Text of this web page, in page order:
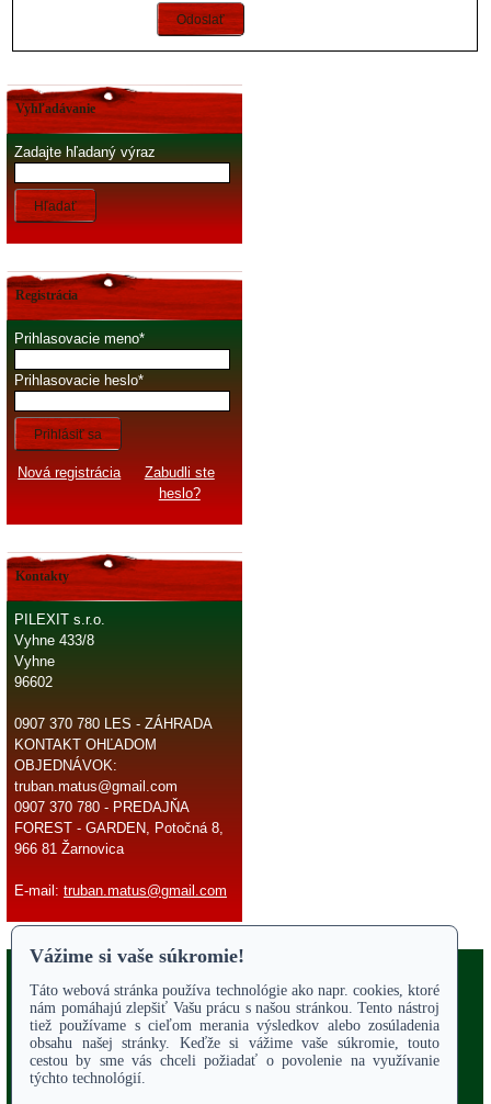
Odoslať
Vyhľadávanie
Zadajte hľadaný výraz
Hľadať
Registrácia
Prihlasovacie meno
Prihlasovacie heslo
Prihlásiť sa
Nová registrácia
Zabudli ste
heslo?
Kontakty
PILEXIT s.r.o.
Vyhne 433/8
Vyhne
96602
0907 370 780 LES - ZÁHRADA
KONTAKT OHĽADOM
OBJEDNÁVOK:
truban.matus@gmail.com
0907 370 780 - PREDAJŇA
FOREST - GARDEN, Potočná 8,
966 81 Žarnovica
E-mail: truban.matus@gmail.com
Copyright 2017 Odstúpiť od zmluvy
ÚVODNÁ STRANA
Online parts katalógy
O NÁS
SERVIS
Služby - záhrada